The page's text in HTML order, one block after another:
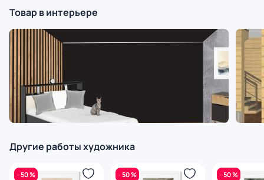
Товар в интерьере
Другие работы художника
- 50 % - 50 % - 50 %